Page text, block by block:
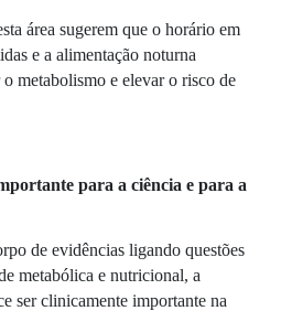
área sugerem que o horário em
e a alimentação noturna
metabolismo e elevar o risco de
para a ciência e para a
de evidências ligando questões
metabólica e nutricional, a
ser clinicamente importante na